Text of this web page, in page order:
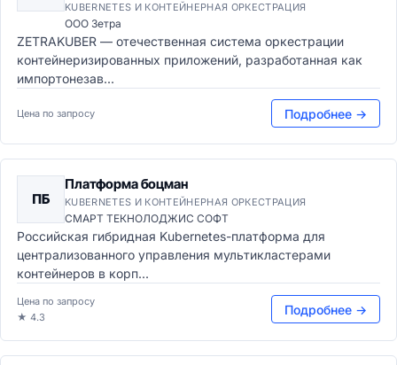
KUBERNETES И КОНТЕЙНЕРНАЯ ОРКЕСТРАЦИЯ
ООО Зетра
ZETRAKUBER — отечественная система оркестрации
контейнеризированных приложений, разработанная как
импортонезав...
Цена по запросу Подробнее →
ПБ
Платформа боцман
KUBERNETES И КОНТЕЙНЕРНАЯ ОРКЕСТРАЦИЯ
СМАРТ ТЕКНОЛОДЖИС СОФТ
Российская гибридная Kubernetes-платформа для
централизованного управления мультикластерами
контейнеров в корп...
Цена по запросу
★ 4.3
Подробнее →